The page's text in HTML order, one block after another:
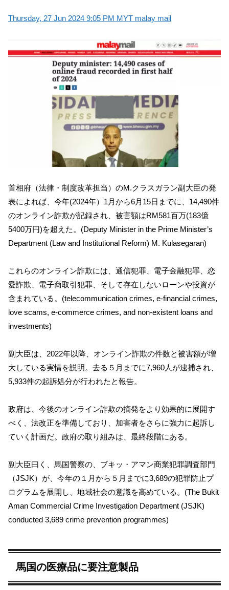
Thursday, 27 Jun 2024 9:05 PM MYT malay mail
首相府（法律・制度改革担当）のM.クラスガラン副大臣の発
表によれば、今年(2024年）1月から6月15日までに、14,490件
のオンライン詐欺が記録され、被害額はRM581百万(183億
5400万円)を超えた。(Deputy Minister in the Prime Minister’s
Department (Law and Institutional Reform) M. Kulasegaran)
これらのオンライン詐欺には、通信犯罪、電子金融犯罪、恋
愛詐欺、電子商取引犯罪、そして存在しないローンや投資が
含まれている。(telecommunication crimes, e-financial crimes,
love scams, e-commerce crimes, and non-existent loans and
investments)
副大臣は、2022年以降、オンライン詐欺の件数と被害額が増
大している実情を説明。去る５月までに7,960人が逮捕され、
5,933件の起訴処分が行われたと報告。
政府は、今後のオンライン詐欺の摘発をより効果的に展開す
べく、法改正を準備しており、加害者をさらに強力に起訴し
ていく計画だ。政府の取り組みは、最終段階にある。
副大臣曰く、馬国警察の、ブキッ・アマン商業犯罪調査部門
（JSJK）が、今年の１月から５月までに3,689の犯罪防止プ
ログラムを展開し、地域社会の意識を高めている。(The Bukit
Aman Commercial Crime Investigation Department (JSJK)
conducted 3,689 crime prevention programmes)
馬国の医療品に要注意製品